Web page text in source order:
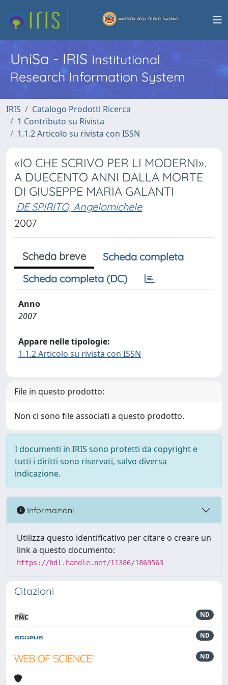
UniSa - IRISInstitutional
Research Information System
IRIS
Catalogo Prodotti Ricerca
1 Contributo su Rivista
1.1.2 Articolo su rivista con ISSN
«IO CHE SCRIVO PER LI MODERNI».
A DUECENTO ANNI DALLA MORTE
DI GIUSEPPE MARIA GALANTI
DE SPIRITO, Angelomichele
2007
Scheda breve
Scheda completa
Scheda completa (DC)
Anno
2007
Appare nelle tipologie:
1.1.2 Articolo su rivista con ISSN
File in questo prodotto:
Non ci sono file associati a questo prodotto.
I documenti in IRIS sono protetti da copyright e
tutti i diritti sono riservati, salvo diversa
indicazione.
Informazioni
Utilizza questo identificativo per citare o creare un
link a questo documento:
https://hdl.handle.net/11386/1869563
Citazioni
ND
ND
ND